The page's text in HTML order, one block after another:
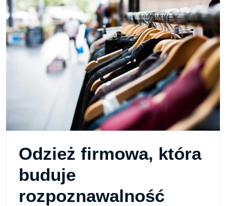
Odzież firmowa, która
buduje
rozpoznawalność